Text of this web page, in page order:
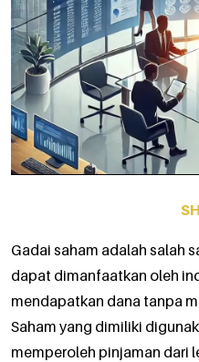
Gadai saham adalah salah
dapat dimanfaatkan oleh
mendapatkan dana tanpa
Saham yang dimiliki
memperoleh pinjaman dari